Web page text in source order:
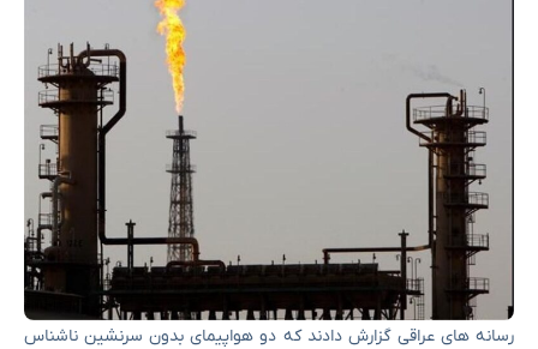
رسانه های عراقی گزارش دادند که دو هواپیمای بدون سرنشین ناشناس